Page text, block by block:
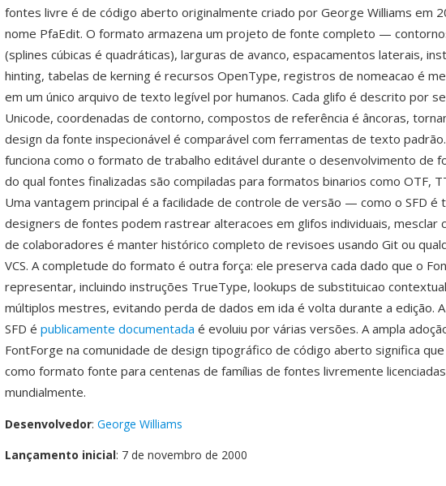
fontes livre é de código aberto originalmente criado por George Williams em
nome PfaEdit. O formato armazena um projeto de fonte completo —
(splines cúbicas é quadráticas), larguras de avanco, espacamentos laterais,
hinting, tabelas de kerning é recursos OpenType, registros de nomeacao é
em um único arquivo de texto legível por humanos. Cada glifo é descrito por
Unicode, coordenadas de contorno, compostos de referência é âncoras,
design da fonte inspecionável é comparável com ferramentas de texto padrão.
funciona como o formato de trabalho editável durante o desenvolvimento de
do qual fontes finalizadas são compiladas para formatos binarios como OTF,
Uma vantagem principal é a facilidade de controle de versão — como o SFD é
designers de fontes podem rastrear alteracoes em glifos individuais, mesclar
de colaboradores é manter histórico completo de revisoes usando Git ou
VCS. A completude do formato é outra força: ele preserva cada dado que o
representar, incluindo instruções TrueType, lookups de substituicao
múltiplos mestres, evitando perda de dados em ida é volta durante a edição.
SFD é publicamente documentada é evoluiu por várias versões. A ampla
FontForge na comunidade de design tipográfico de código aberto significa
como formato fonte para centenas de famílias de fontes livremente
mundialmente.
Desenvolvedor: George Williams
Lançamento inicial: 7 de novembro de 2000